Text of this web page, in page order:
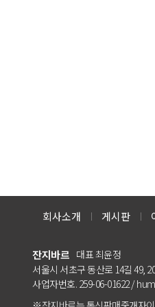
회사소개 게시판
잔지바르 대표 최윤정
서울시 서초구 동산로 14길 49,
사업자번호. 259-06-01622 /